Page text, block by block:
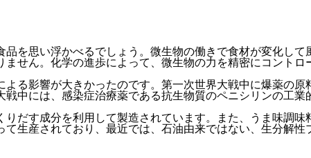
品を思い浮かべるでしょう。微生物の働きで食材が変化し
せん。化学の進歩によって、微生物の力を精密にコント
る影響が大きかったのです。第一次世界大戦中に爆薬の
中には、感染症治療薬である抗生物質のペニシリンの工
だす成分を利用して製造されています。また、うま味調
生産されており、最近では、石油由来ではない、生分解性